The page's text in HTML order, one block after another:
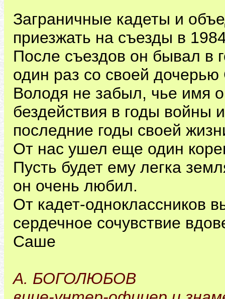
Заграничные кадеты и
приезжать на съезды в
После съездов он бывал в
один раз со своей
Володя не забыл, чье имя
бездействия в годы войны
последние годы своей
От нас ушел еще один
Пусть будет ему легка
он очень любил.
От кадет-одноклассников
сердечное сочувствие
Саше
А. БОГОЛЮБОВ